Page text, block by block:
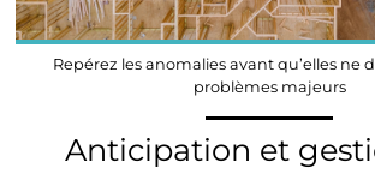
Repérez les anomalies avant qu’elles ne
problèmes majeurs
Anticipation et